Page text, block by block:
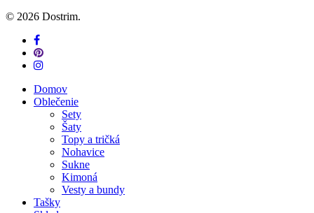
© 2026 Dostrim.
facebook
pinterest
instagram
Close
Menu
Domov
Oblečenie
Sety
Šaty
Topy a tričká
Nohavice
Sukne
Kimoná
Vesty a bundy
Tašky